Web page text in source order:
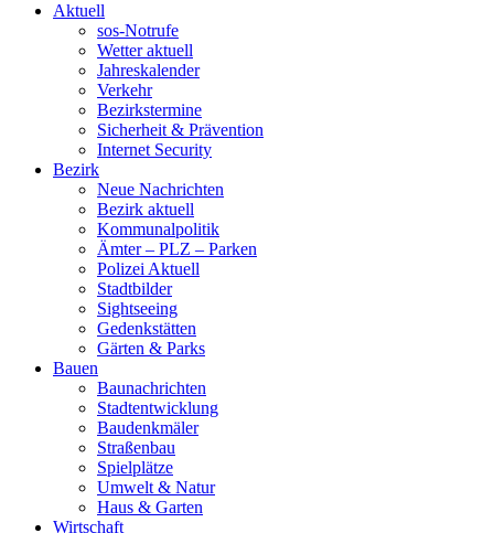
Aktuell
sos-Notrufe
Wetter aktuell
Jahreskalender
Verkehr
Bezirkstermine
Sicherheit & Prävention
Internet Security
Bezirk
Neue Nachrichten
Bezirk aktuell
Kommunalpolitik
Ämter – PLZ – Parken
Polizei Aktuell
Stadtbilder
Sightseeing
Gedenkstätten
Gärten & Parks
Bauen
Baunachrichten
Stadtentwicklung
Baudenkmäler
Straßenbau
Spielplätze
Umwelt & Natur
Haus & Garten
Wirtschaft